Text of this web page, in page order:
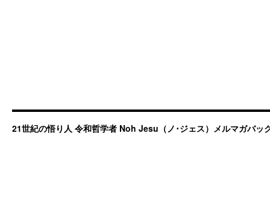
21世紀の悟り人 令和哲学者 Noh Jesu（ノ･ジェス）メルマガバッ